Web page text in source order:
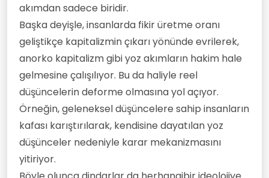
akımdan sadece biridir.
Başka deyişle, insanlarda fikir üretme oranı
geliştikçe kapitalizmin çıkarı yönünde evrilerek,
anorko kapitalizm gibi yoz akımların hakim hale
gelmesine çalışılıyor. Bu da haliyle reel
düşüncelerin deforme olmasına yol açıyor.
Örneğin, geleneksel düşüncelere sahip insanların
kafası karıştırılarak, kendisine dayatılan yoz
düşünceler nedeniyle karar mekanizmasını
yitiriyor.